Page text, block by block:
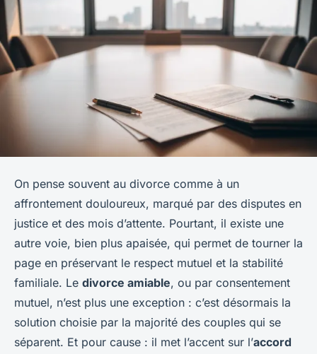
On pense souvent au divorce comme à un
affrontement douloureux, marqué par des disputes en
justice et des mois d’attente. Pourtant, il existe une
autre voie, bien plus apaisée, qui permet de tourner la
page en préservant le respect mutuel et la stabilité
familiale. Le divorce amiable, ou par consentement
mutuel, n’est plus une exception : c’est désormais la
solution choisie par la majorité des couples qui se
séparent. Et pour cause : il met l’accent sur l’accord